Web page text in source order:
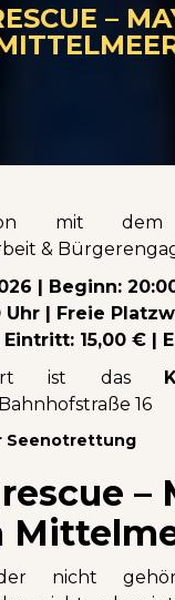
–
mit
&
| Beginn:
Uhr | Freie
15,00 € |
ist das
Bahnhofstraße 16
Seenotrettung
–
nicht